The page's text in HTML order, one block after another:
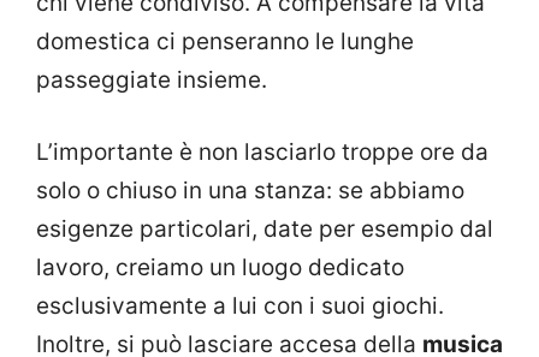
domestica ci penseranno le lunghe
passeggiate insieme.
L’importante è non lasciarlo troppe ore da
solo o chiuso in una stanza: se abbiamo
esigenze particolari, date per esempio dal
lavoro, creiamo un luogo dedicato
esclusivamente a lui con i suoi giochi.
Inoltre, si può lasciare accesa della musica